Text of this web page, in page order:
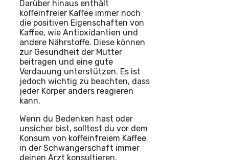
Darüber hinaus enthält
koffeinfreier Kaffee immer noch
die positiven Eigenschaften von
Kaffee, wie Antioxidantien und
andere Nährstoffe. Diese können
zur Gesundheit der Mutter
beitragen und eine gute
Verdauung unterstützen. Es ist
jedoch wichtig zu beachten, dass
jeder Körper anders reagieren
kann.
Wenn du Bedenken hast oder
unsicher bist, solltest du vor dem
Konsum von koffeinfreiem Kaffee
in der Schwangerschaft immer
deinen Arzt konsultieren.